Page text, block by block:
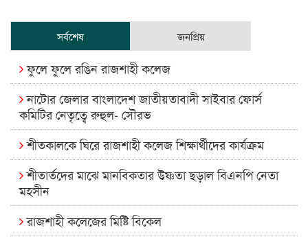
সর্বশেষ জনপ্রিয়
ফুলে ফুলে রঙিন রাজশাহী কলেজ
নাটোর জেলার বাংলাদেশ জাতীয়তাবাদী সাইবার ফোর্স
কমিটির নেতৃত্বে রুহুল- সৌরভ
শীতকালকে ঘিরে রাজশাহী কলেজ শিক্ষার্থীদের কার্যক্রম
শীতার্তদের মাঝে মানবিকতার উষ্ণতা ছড়াল বিএনপি নেতা
মহসীন
রাজশাহী কলেজের মিষ্টি বিকেল